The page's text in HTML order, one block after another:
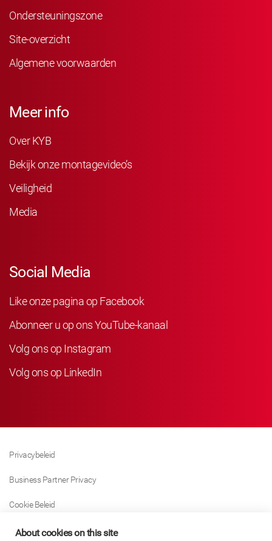
Ondersteuningszone
Site-overzicht
Algemene voorwaarden
Meer info
Over KYB
Bekijk onze montagevideo’s
Veiligheid
Media
Social Media
Like onze pagina op Facebook
Abonneer u op ons YouTube-kanaal
Volg ons op Instagram
Volg ons op LinkedIn
Privacybeleid
Business Partner Privacy
Cookie Beleid
Modern Slavery Act Policy
About cookies on this site